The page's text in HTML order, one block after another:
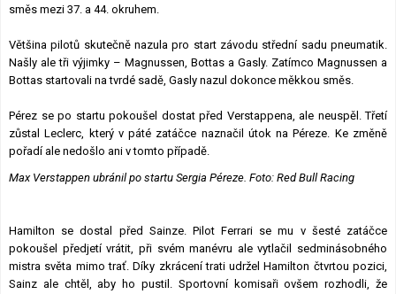
směs mezi 37. a 44. okruhem.
Většina pilotů skutečně nazula pro start závodu střední sadu pneumatik.
Našly ale tři výjimky – Magnussen, Bottas a Gasly. Zatímco Magnussen a
Bottas startovali na tvrdé sadě, Gasly nazul dokonce měkkou směs.
Pérez se po startu pokoušel dostat před Verstappena, ale neuspěl. Třetí
zůstal Leclerc, který v páté zatáčce naznačil útok na Péreze. Ke změně
pořadí ale nedošlo ani v tomto případě.
Max Verstappen ubránil po startu Sergia Péreze. Foto: Red Bull Racing
Hamilton se dostal před Sainze. Pilot Ferrari se mu v šesté zatáčce
pokoušel předjetí vrátit, při svém manévru ale vytlačil sedminásobného
mistra světa mimo trať. Díky zkrácení trati udržel Hamilton čtvrtou pozici,
Sainz ale chtěl, aby ho pustil. Sportovní komisaři ovšem rozhodli, že